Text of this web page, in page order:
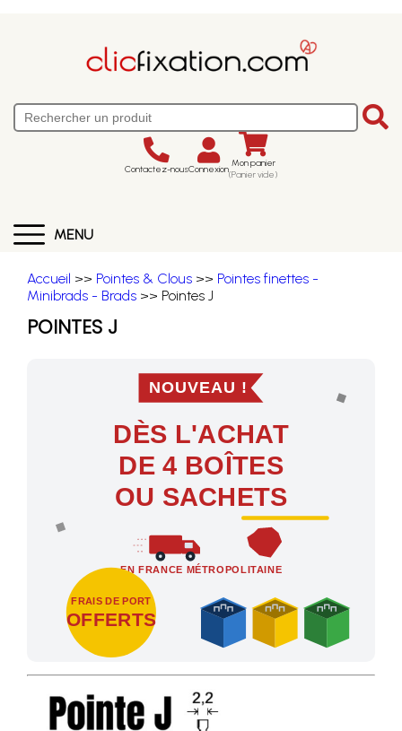
Contactez-nousConnexion Mon panier
(Panier vide)
MENU
Accueil >> Pointes & Clous >> Pointes finettes -
Minibrads - Brads >> Pointes J
POINTES J
NOUVEAU !
DÈS L'ACHAT
DE 4 BOÎTES
OU SACHETS
EN FRANCE MÉTROPOLITAINE
FRAIS DE PORT
OFFERTS
Profitez des Frais de port offerts en France métropolitaine